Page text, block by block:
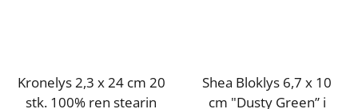
Kronelys 2,3 x 24 cm 20
stk. 100% ren stearin
Shea Bloklys 6,7 x 10
cm "Dusty Green” i